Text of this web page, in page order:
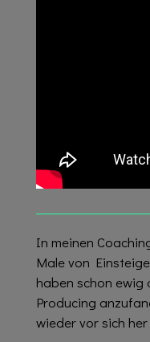
In meinen
Male von
haben schon
Producing
wieder vor sich